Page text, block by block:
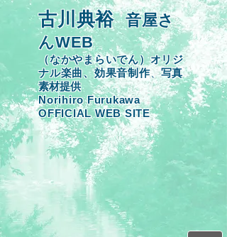
​古川典裕
音屋さ
んWEB
（なかやまらいでん）オリジ
ナル楽曲、効果音制作​、写真
素材提供
​Norihiro Furukawa
OFFICIAL WEB SITE